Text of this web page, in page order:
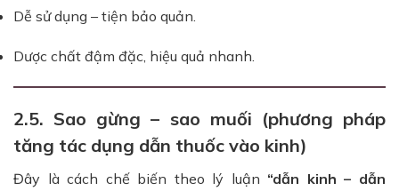
Dễ sử dụng – tiện bảo quản.
Dược chất đậm đặc, hiệu quả nhanh.
2.5. Sao gừng – sao muối (phương pháp
tăng tác dụng dẫn thuốc vào kinh)
Đây là cách chế biến theo lý luận “dẫn kinh – dẫn